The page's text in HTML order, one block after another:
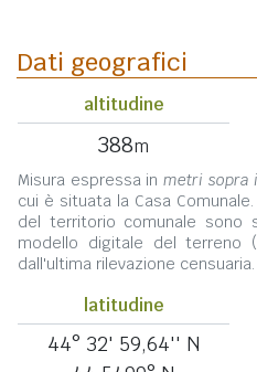
Dati geografici
altitudine
388m
Misura espressa in metri sopra
cui è situata la Casa
del territorio comunale sono
modello digitale del terreno
dall'ultima rilevazione censuaria.
latitudine
44° 32' 59,64'' N